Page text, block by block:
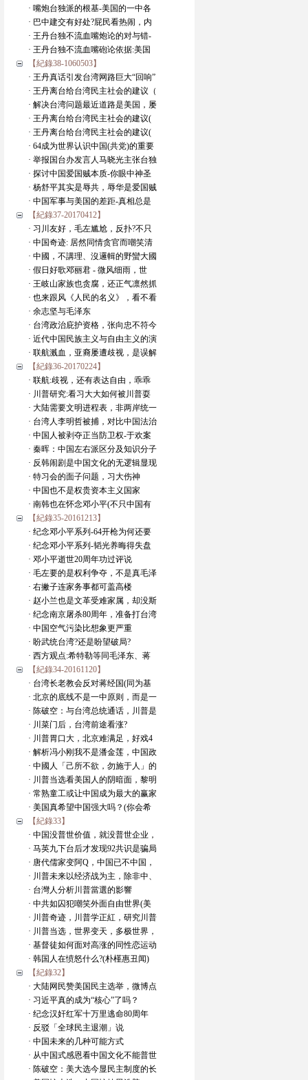
· 嘴炮台独派的根基-美国的一中各
· 巴中建交有好处?屁民看热闹，内
· 王丹台独不流血嘴炮论的对与错-
· 王丹台独不流血嘴砲论依据:美国
【紀錄38-1060503】
· 王丹真话引发台湾网路巨大“回响”
· 王丹离台给台湾民主社会的建议（
· 解决台湾问题最近道路是美国，屡
· 王丹离台给台湾民主社会的建议(
· 王丹离台给台湾民主社会的建议(
· 64成为世界认识中国(共党)的重要
· 举报国台办发言人马晓光主张台独
· 探讨中国爱国贼本质-你眼中神圣
· 杨舒平其实是辱共，辱华是爱国贼
· 中国军事与美国的差距-真相总是
【紀錄37-20170412】
· 习川友好，毛左尴尬，反扑?不只
· 中国奇迹: 居然同情贪官而嘲笑清
· 中國，不講理、沒邏輯的野蠻大國
· 假日好歌邓丽君 - 微风细雨，世
· 王岐山家族也贪腐，还正气凛然抓
· 也来跟风《人民的名义》，看不看
· 余志坚与毛泽东
· 台湾政治庇护资格，张向忠不符今
· 近代中国民族主义与自由主义的演
· 联航溅血，亚裔屡遭歧视，是误解
【紀錄36-20170224】
· 联航:歧视，还有表达自由，乖乖
· 川普研究:看习大大如何被川普耍
· 大陆需要文明进程表，非两岸统一
· 台湾人李明哲被捕，对比中国法治
· 中国人被剥夺正当防卫权-于欢案
· 秦晖：中国左右派区分及知识分子
· 反韩闹剧是中国文化的无逻辑显现
· 特习会的面子问题，习大伤神
· 中国也不是权贵资本主义国家
· 南韩也在怀念邓小平(不只中国有
【紀錄35-20161213】
· 纪念邓小平系列-64开枪为何还要
· 纪念邓小平系列-韬光养晦得失盘
· 邓小平逝世20周年功过评说
· 毛左要的是权利争夺，不是真毛泽
· 右撇子连家务事都可盖高楼
· 赵小兰也是文革受难家属，却没斯
· 纪念南京屠杀80周年，准备打台湾
· 中国空气污染比想象更严重
· 盼武统台湾?还是盼望破局?
· 西方观点:希特勒等同毛泽东、蒋
【紀錄34-20161120】
· 台湾长老教会反对蒋经国(同为基
· 北京的底线不是一中原则，而是一
· 陈破空：与台湾总统通话，川普是
· 川菜门后，台湾前途看涨?
· 川普胃口大，北京难满足，好戏4
· 解析冯小刚我不是潘金莲，中国政
· 中國人「己所不欲，勿施于人」的
· 川普当选看美国人的阴暗面，黎明
· 常熟童工或让中国成为最大的赢家
· 美国真希望中国强大吗？(你会希
【紀錄33】
· 中国没普世价值，就没普世企业，
· 马英九下台后才发现92共识是骗局
· 唐代儒家变阿Q，中国已不中国，
· 川普未来以经济战为主，除非中、
· 台灣人分析川普當選的影響
· 中共如囚犯嘲笑外面自由世界(美
· 川普奇迹，川普学正紅，研究川普
· 川普当选，世界变天，多极世界，
· 基督徒如何面对高涨的同性恋运动
· 韩国人在愤怒什么?(朴槿惠丑闻)
【紀錄32】
· 大陆网民赞美国民主选举，微博点
· 习近平真的成为“核心”了吗？
· 纪念汉奸红军十万里逃命80周年
· 反驳「全球民主退潮」说
· 中国未来的几种可能方式
· 从中国式感恩看中国文化不能普世
· 陈破空：美大选今显民主制度的长